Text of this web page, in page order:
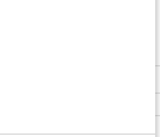
App, bel of mail dan